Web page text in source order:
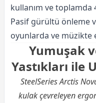
kullanım ve
Pasif gürültü önleme
oyunlarda ve müzikte
Yumuşak
Yastıkları ile
SteelSeries Arctis
kulak çevreleyen